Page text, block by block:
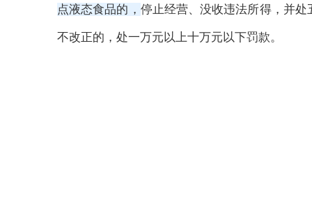
点液态食品的， 停止经营、没收违法所得，并
不改正的，处一万元以上十万元以下罚款。